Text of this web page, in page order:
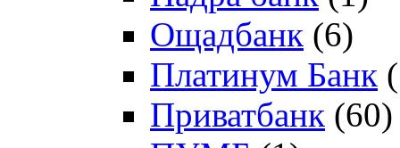
Ощадбанк (6)
Платинум Банк
Приватбанк (60)